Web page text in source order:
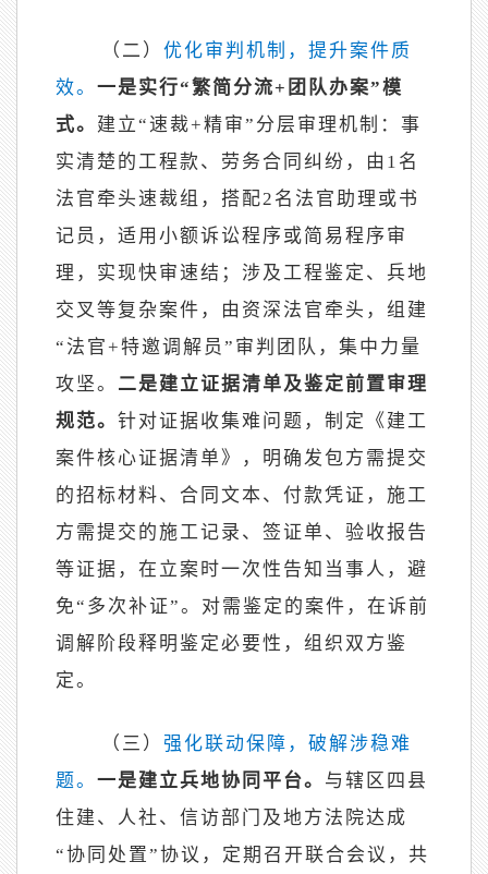
（二） 优化审判机制，提升案件质
效。 一是实行“繁简分流+团队办案”模
式。 建立“速裁+精审”分层审理机制：事
实清楚的工程款、劳务合同纠纷，由1名
法官牵头速裁组，搭配2名法官助理或书
记员，适用小额诉讼程序或简易程序审
理，实现快审速结；涉及工程鉴定、兵地
交叉等复杂案件，由资深法官牵头，组建
“法官+特邀调解员”审判团队，集中力量
攻坚。 二是建立证据清单及鉴定前置审理
规范。 针对证据收集难问题，制定《建工
案件核心证据清单》，明确发包方需提交
的招标材料、合同文本、付款凭证，施工
方需提交的施工记录、签证单、验收报告
等证据，在立案时一次性告知当事人，避
免“多次补证”。对需鉴定的案件，在诉前
调解阶段释明鉴定必要性，组织双方鉴
定。
（三） 强化联动保障，破解涉稳难
题。 一是建立兵地协同平台。 与辖区四县
住建、人社、信访部门及地方法院达成
“协同处置”协议，定期召开联合会议，共